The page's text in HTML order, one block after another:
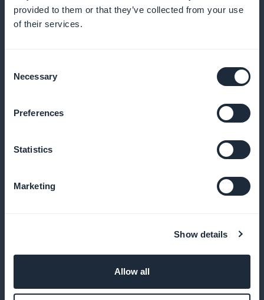
provided to them or that they’ve collected from your use
of their services.
Selection
Necessary
Preferences
Statistics
Marketing
Show details
Allow all
Benachrichtigen Sie Ihre Nutzer über neue Kurse und
Hinzufügen eines Podcast-Formats zum
einfachen Anhören von Kursen
Ermöglicht es den Lernenden, unterwegs
zum Speichern wichtiger Texte
Benutzer können ihre bevorzugten Vorlesungen und
Kurse speichern